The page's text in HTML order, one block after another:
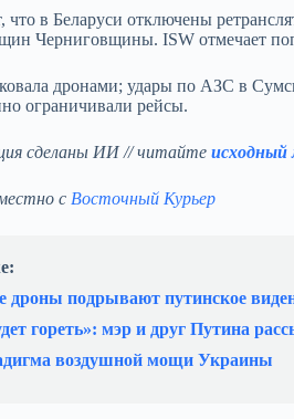
что в Беларуси отключены
Черниговщины. ISW отмечает
дронами; удары по АЗС в
ограничивали рейсы.
сделаны ИИ // читайте исходный
с Восточный Курьер
дроны подрывают путинское
гореть»: мэр и друг Путина
воздушной мощи Украины